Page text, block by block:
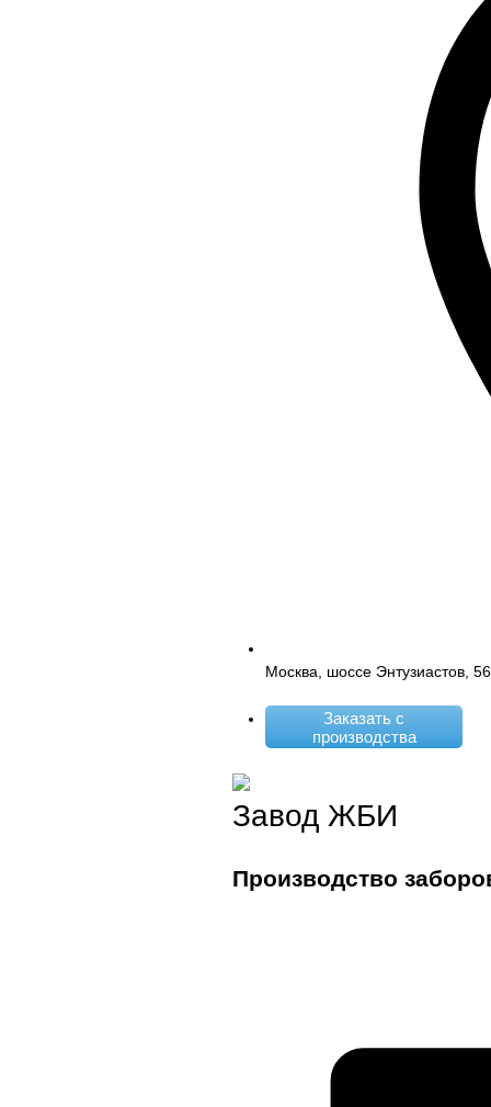
Москва, шоссе Энтузиастов,
Заказать с
производства
Завод ЖБИ
Производство